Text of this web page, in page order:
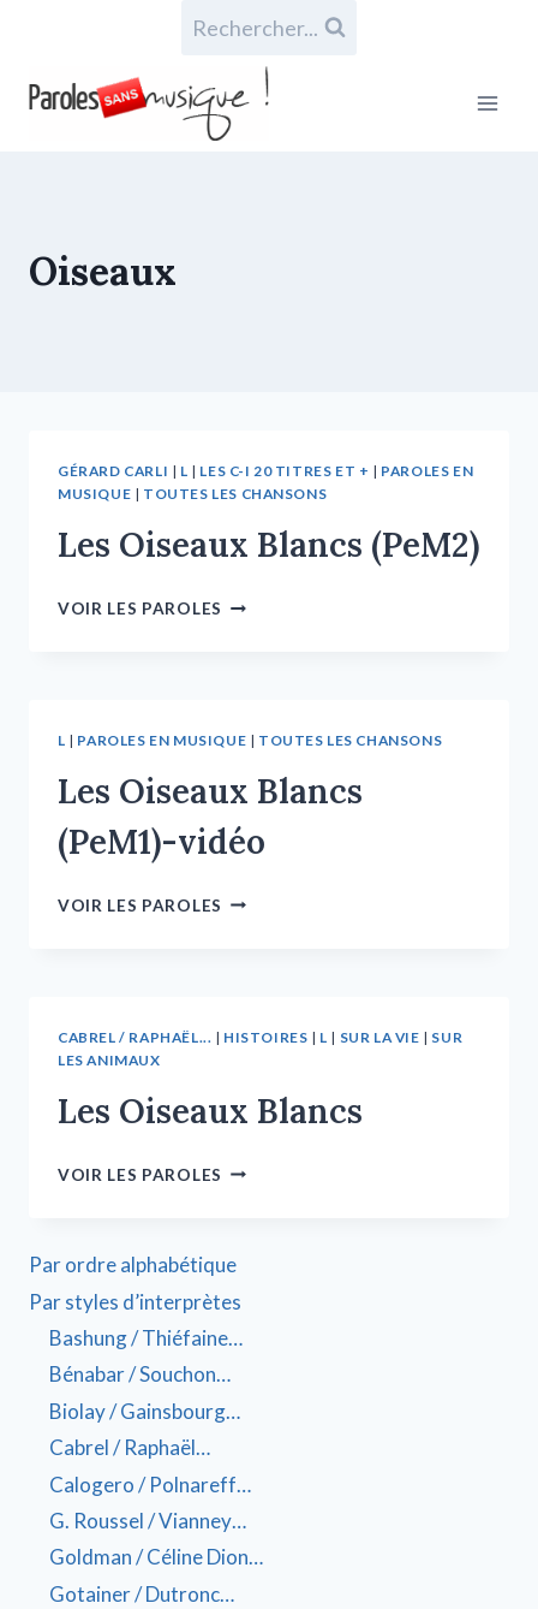
Rechercher...
Oiseaux
GÉRARD CARLI | L | LES C-I 20 TITRES ET + | PAROLES EN
MUSIQUE | TOUTES LES CHANSONS
Les Oiseaux Blancs (PeM2)
VOIR LES PAROLES
L | PAROLES EN MUSIQUE | TOUTES LES CHANSONS
Les Oiseaux Blancs
(PeM1)-vidéo
VOIR LES PAROLES
CABREL / RAPHAËL... | HISTOIRES | L | SUR LA VIE | SUR
LES ANIMAUX
Les Oiseaux Blancs
VOIR LES PAROLES
Par ordre alphabétique
Par styles d’interprètes
Bashung / Thiéfaine…
Bénabar / Souchon…
Biolay / Gainsbourg…
Cabrel / Raphaël…
Calogero / Polnareff…
G. Roussel / Vianney…
Goldman / Céline Dion…
Gotainer / Dutronc…